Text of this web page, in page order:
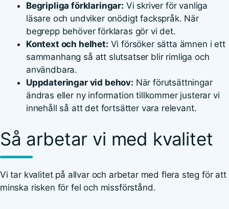
Begripliga förklaringar: Vi skriver för vanliga
läsare och undviker onödigt fackspråk. När
begrepp behöver förklaras gör vi det.
Kontext och helhet: Vi försöker sätta ämnen i ett
sammanhang så att slutsatser blir rimliga och
användbara.
Uppdateringar vid behov: När förutsättningar
ändras eller ny information tillkommer justerar vi
innehåll så att det fortsätter vara relevant.
Så arbetar vi med kvalitet
Vi tar kvalitet på allvar och arbetar med flera steg för att
minska risken för fel och missförstånd.